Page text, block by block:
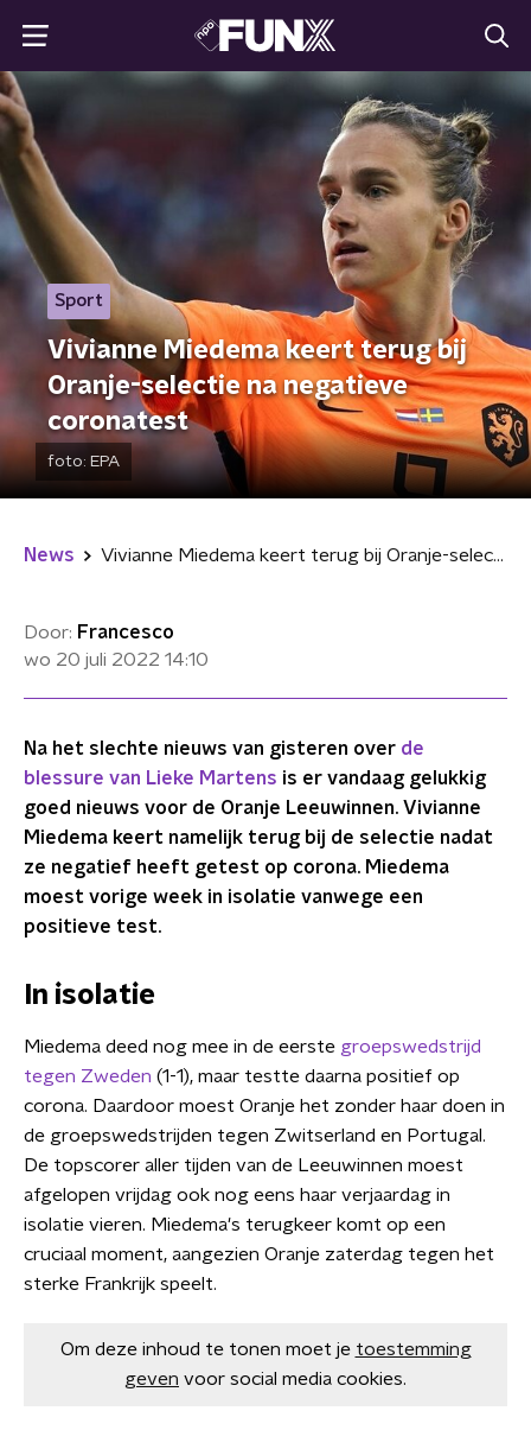
Sport
Vivianne Miedema keert terug bij
Oranje-selectie na negatieve
coronatest
foto: EPA
News Vivianne Miedema keert terug bij Oranje-selectie na negatieve coronatest
Door: Francesco
wo 20 juli 2022 14:10
Na het slechte nieuws van gisteren over de
blessure van Lieke Martens is er vandaag gelukkig
goed nieuws voor de Oranje Leeuwinnen. Vivianne
Miedema keert namelijk terug bij de selectie nadat
ze negatief heeft getest op corona. Miedema
moest vorige week in isolatie vanwege een
positieve test.
In isolatie
Miedema deed nog mee in de eerste groepswedstrijd
tegen Zweden (1-1), maar testte daarna positief op
corona. Daardoor moest Oranje het zonder haar doen in
de groepswedstrijden tegen Zwitserland en Portugal.
De topscorer aller tijden van de Leeuwinnen moest
afgelopen vrijdag ook nog eens haar verjaardag in
isolatie vieren. Miedema's terugkeer komt op een
cruciaal moment, aangezien Oranje zaterdag tegen het
sterke Frankrijk speelt.
Om deze inhoud te tonen moet je toestemming
geven voor social media cookies.